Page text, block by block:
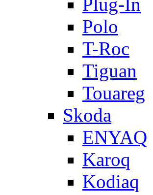
Plug-In
Polo
T-Roc
Tiguan
Touareg
Skoda
ENYAQ
Karoq
Kodiaq